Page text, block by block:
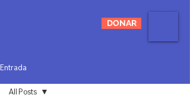
DONAR
Entrada
All Posts